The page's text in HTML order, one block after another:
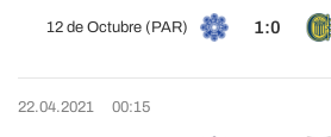
12 de Octubre (PAR) 1:0
22.04.2021 00:15